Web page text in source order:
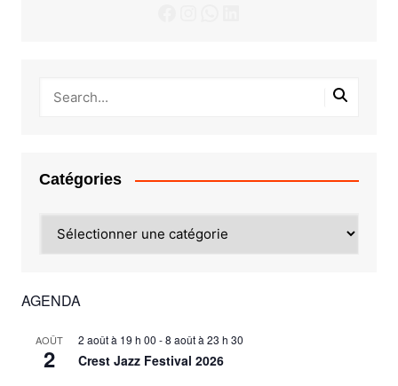
Catégories
AGENDA
AOÛT
2
2 août à 19 h 00 -8 août à 23 h 30
Crest Jazz Festival 2026